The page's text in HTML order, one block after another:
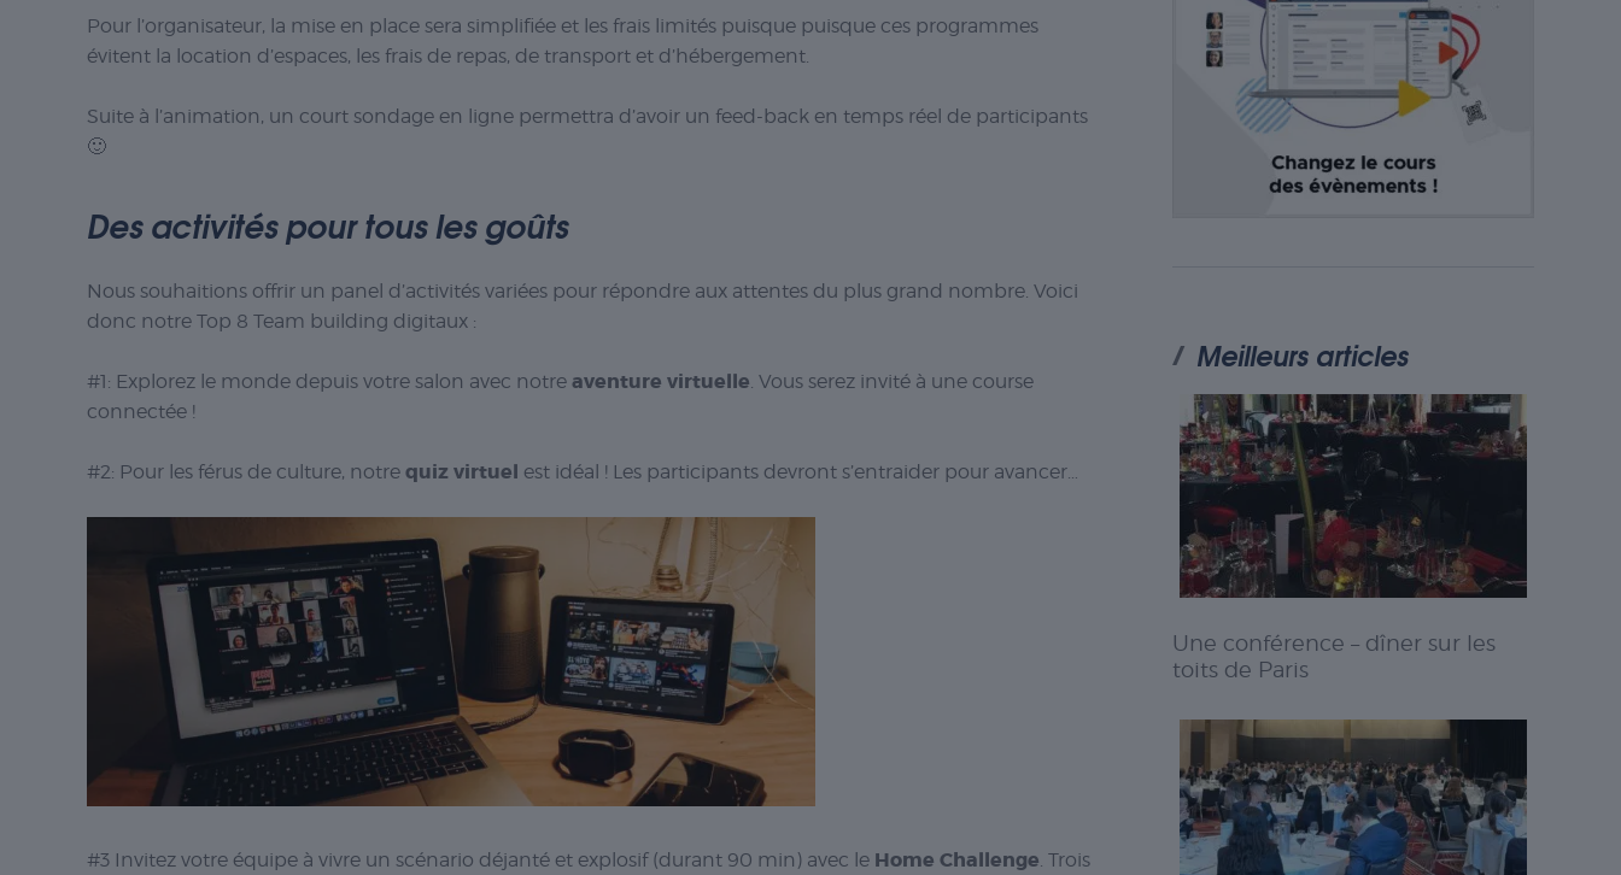
Pour l’organisateur, la mise en place sera simplifiée et les frais limités puisque puisque ces programmes
évitent la location d’espaces, les frais de repas, de transport et d’hébergement.
Suite à l’animation, un court sondage en ligne permettra d’avoir un feed-back en temps réel de participants
🙂
Des activités pour tous les goûts
Nous souhaitions offrir un panel d’activités variées pour répondre aux attentes du plus grand nombre. Voici
donc notre Top 8 Team building digitaux :
#1: Explorez le monde depuis votre salon avec notre aventure virtuelle. Vous serez invité à une course
connectée !
#2: Pour les férus de culture, notre quiz virtuel est idéal ! Les participants devront s’entraider pour avancer…
#3 Invitez votre équipe à vivre un scénario déjanté et explosif (durant 90 min) avec le Home Challenge. Trois
Meilleurs articles
Une conférence – dîner sur les
toits de Paris